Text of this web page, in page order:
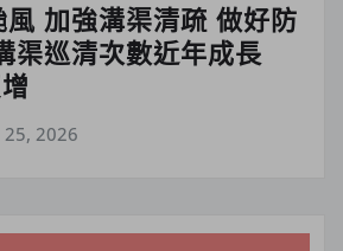
加強溝渠清疏 做好防
渠巡清次數近年成長
25, 2026